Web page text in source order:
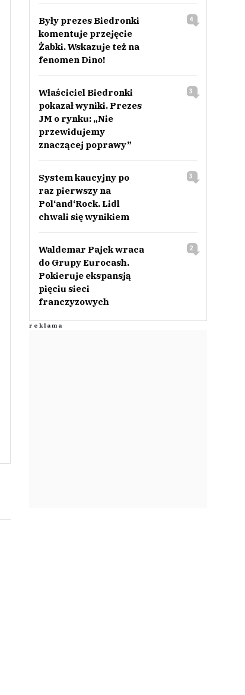
Były prezes Biedronki
komentuje przejęcie
Żabki. Wskazuje też na
fenomen Dino!
4
Właściciel Biedronki
pokazał wyniki. Prezes
JM o rynku: „Nie
przewidujemy
znaczącej poprawy”
3
System kaucyjny po
raz pierwszy na
Pol‘and‘Rock. Lidl
chwali się wynikiem
3
Waldemar Pajek wraca
do Grupy Eurocash.
Pokieruje ekspansją
pięciu sieci
franczyzowych
2